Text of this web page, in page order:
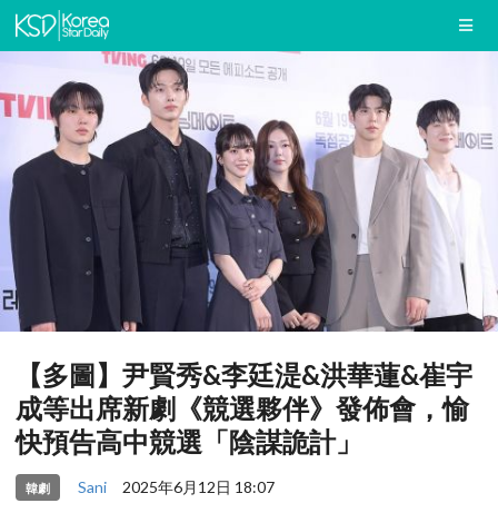
【多圖】尹賢秀&李廷湜&洪華蓮&崔宇
成等出席新劇《競選夥伴》發佈會，愉
快預告高中競選「陰謀詭計」
韓劇 Sani 2025年6月12日 18:07